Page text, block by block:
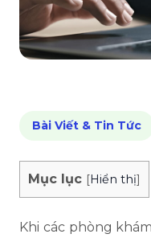
Bài Viết & Tin Tức
Mục lục [Hiển thị]
Khi các phòng